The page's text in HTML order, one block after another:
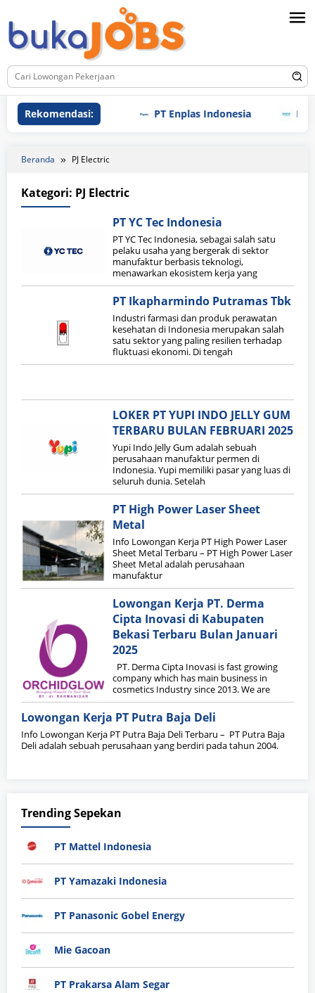
ke
konten
Rekomendasi: PT Enplas Indonesia PT
Beranda PJ Electric
Kategori: PJ Electric
PT YC Tec Indonesia
PT YC Tec Indonesia, sebagai salah satu
pelaku usaha yang bergerak di sektor
manufaktur berbasis teknologi,
menawarkan ekosistem kerja yang
PT Ikapharmindo Putramas Tbk
Industri farmasi dan produk perawatan
kesehatan di Indonesia merupakan salah
satu sektor yang paling resilien terhadap
fluktuasi ekonomi. Di tengah
LOKER PT YUPI INDO JELLY GUM
TERBARU BULAN FEBRUARI 2025
Yupi Indo Jelly Gum adalah sebuah
perusahaan manufaktur permen di
Indonesia. Yupi memiliki pasar yang luas di
seluruh dunia. Setelah
PT High Power Laser Sheet
Metal
Info Lowongan Kerja PT High Power Laser
Sheet Metal Terbaru – PT High Power Laser
Sheet Metal adalah perusahaan
manufaktur
Lowongan Kerja PT. Derma
Cipta Inovasi di Kabupaten
Bekasi Terbaru Bulan Januari
2025
PT. Derma Cipta Inovasi is fast growing
company which has main business in
cosmetics Industry since 2013. We are
Lowongan Kerja PT Putra Baja Deli
Info Lowongan Kerja PT Putra Baja Deli Terbaru – PT Putra Baja
Deli adalah sebuah perusahaan yang berdiri pada tahun 2004.
Trending Sepekan
PT Mattel Indonesia
PT Yamazaki Indonesia
PT Panasonic Gobel Energy
Mie Gacoan
PT Prakarsa Alam Segar